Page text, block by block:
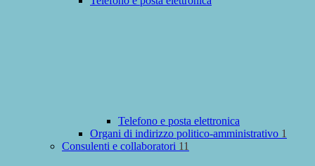
Telefono e posta elettronica
Organi di indirizzo politico-amministrativo 1
Consulenti e collaboratori 11